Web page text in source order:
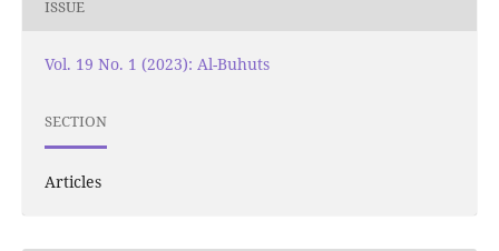
ISSUE
Vol. 19 No. 1 (2023): Al-Buhuts
SECTION
Articles